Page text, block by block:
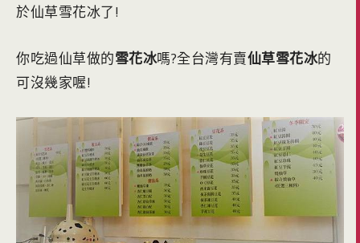
於仙草雪花冰了!
你吃過仙草做的雪花冰嗎?全台灣有賣仙草雪花冰的
可沒幾家喔!